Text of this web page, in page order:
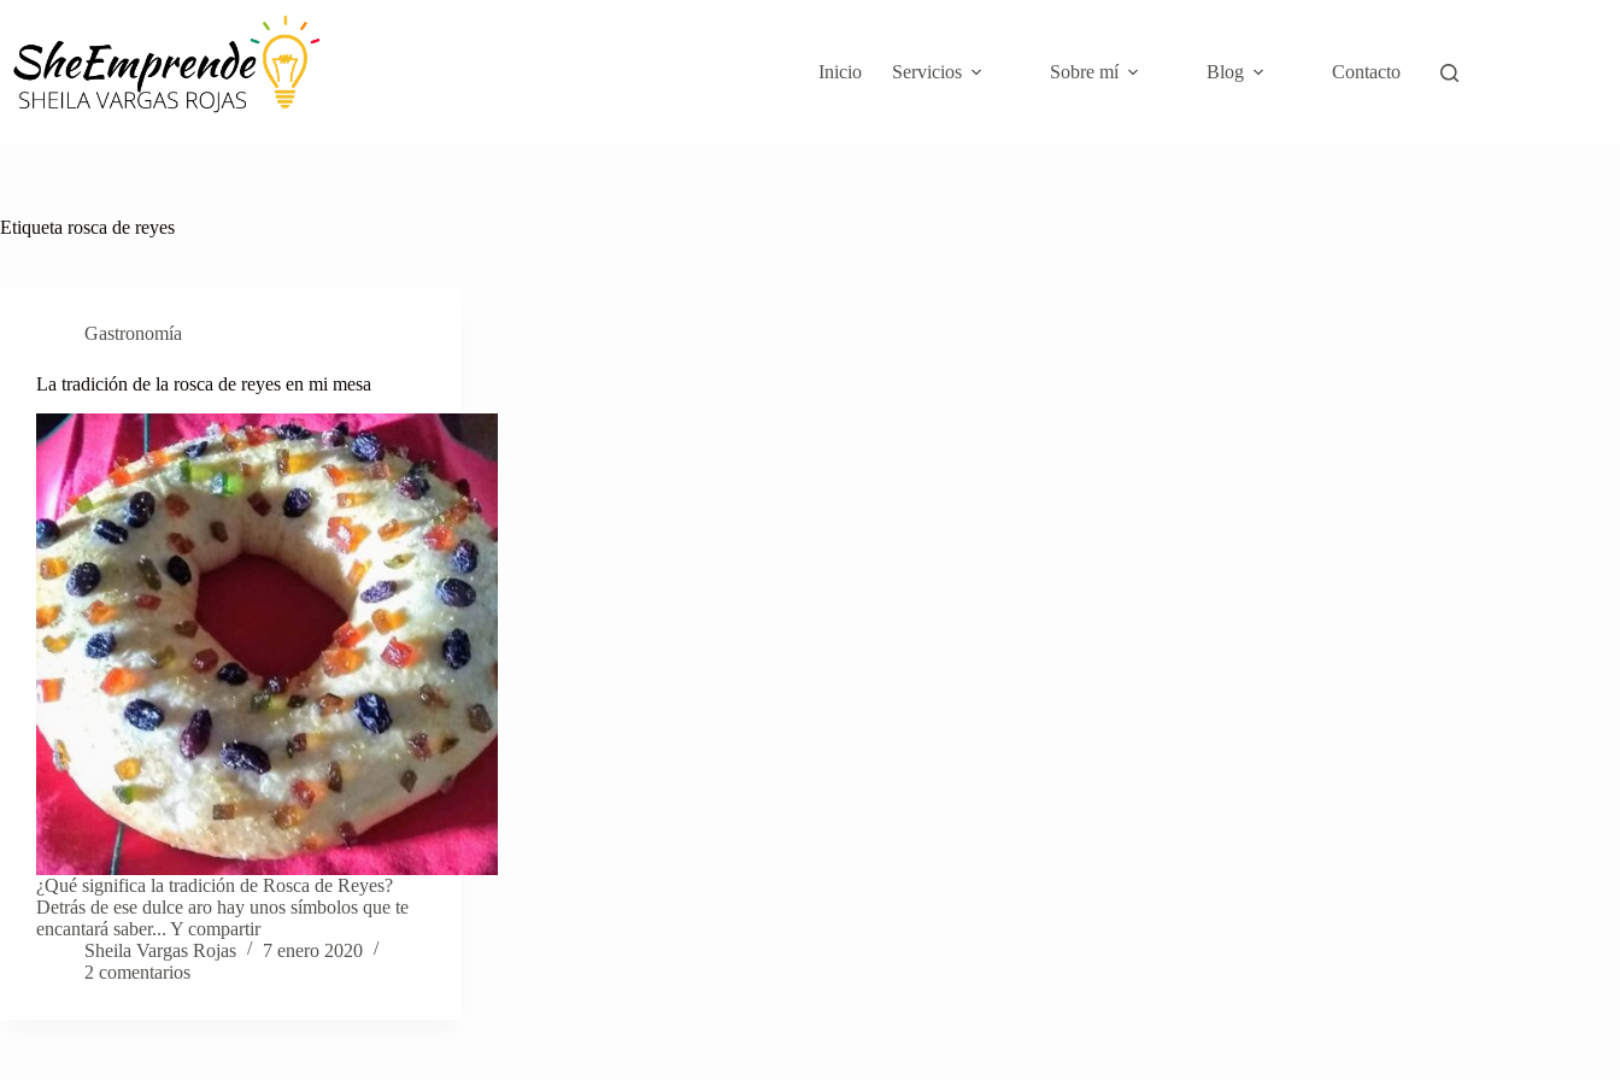
contenido
Inicio
Servicios Sobre mí Blog Contacto
Etiqueta rosca de reyes
Gastronomía
La tradición de la rosca de reyes en mi mesa
¿Qué significa la tradición de Rosca de Reyes?
Detrás de ese dulce aro hay unos símbolos que te
encantará saber... Y compartir
Sheila Vargas Rojas
7 enero 2020
2 comentarios